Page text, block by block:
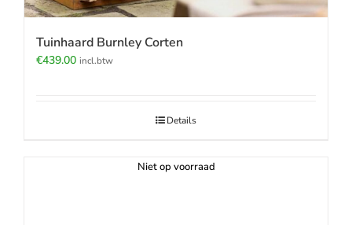
Tuinhaard Burnley Corten
€439.00 incl.btw
Details
Niet op voorraad